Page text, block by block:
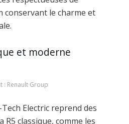
conservant le charme et
et moderne
: Renault Group
Electric reprend des
R5 classique, comme les